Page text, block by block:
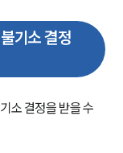
기소 결정
소 결정을 받을 수